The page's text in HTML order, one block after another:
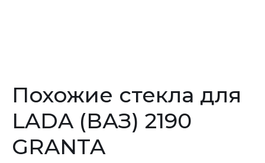
Похожие стекла для
LADA (ВАЗ) 2190
GRANTA